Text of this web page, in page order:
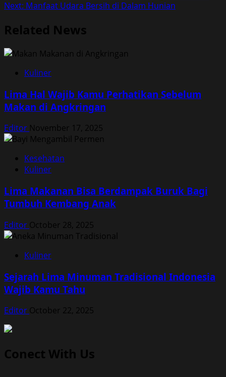
navigation
Next: Manfaat Udara Bersih di Dalam Hunian
Related News
Kuliner
Lima Hal Wajib Kamu Perhatikan Sebelum
Makan di Angkringan
Editor November 17, 2025
Kesehatan
Kuliner
Lima Makanan Bisa Berdampak Buruk Bagi
Tumbuh Kembang Anak
Editor October 28, 2025
Kuliner
Sejarah Lima Minuman Tradisional Indonesia
Wajib Kamu Tahu
Editor October 22, 2025
Conect With Us